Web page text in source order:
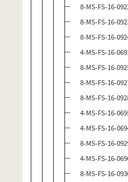
8-MS-FS-16-
8-MS-FS-16-
8-MS-FS-16-
4-MS-FS-16-
8-MS-FS-16-
8-MS-FS-16-
8-MS-FS-16-
4-MS-FS-16-
4-MS-FS-16-
8-MS-FS-16-
4-MS-FS-16-
8-MS-FS-16-